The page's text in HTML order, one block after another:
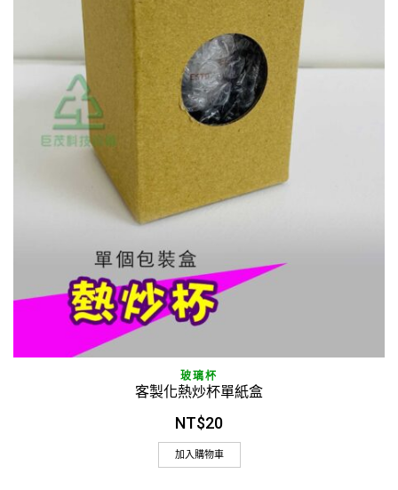
玻璃杯
客製化熱炒杯單紙盒
NT$20
加入購物車